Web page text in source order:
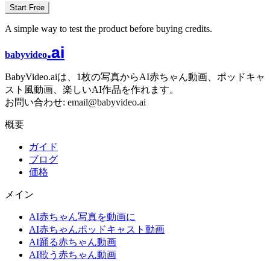
Start Free
A simple way to test the product before buying credits.
babyvideo.ai
BabyVideo.aiは、1枚の写真からAI赤ちゃん動画、ポッドキャ
スト風動画、楽しいAI作品を作れます。
お問い合わせ: email@babyvideo.ai
概要
ガイド
ブログ
価格
メイン
AI赤ちゃん写真を動画に
AI赤ちゃんポッドキャスト動画
AI踊る赤ちゃん動画
AI歌う赤ちゃん動画